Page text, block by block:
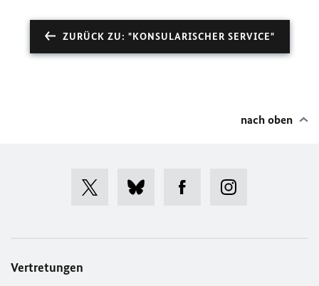
ZURÜCK ZU: "KONSULARISCHER SERVICE"
nach oben
Vertretungen